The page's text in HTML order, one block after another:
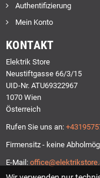
Authentifizierung
Mein Konto
KONTAKT
Elektrik Store
Neustiftgasse 66/3/15
UID-Nr. ATU69322967
1070 Wien
Österreich
Rufen Sie uns an:
Firmensitz - keine
E-Mail: